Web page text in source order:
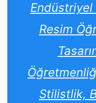
Endüstriyel
Resim
Stilistlik,